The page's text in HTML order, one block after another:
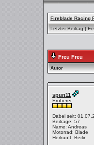
Fireblade Racing
Letzter Beitrag|
Freu Freu
Autor
spun11
Eroberer
Dabei seit:
Beiträge: 57
Name: Andreas
Motorrad: Blade
Herkunft: Berlin